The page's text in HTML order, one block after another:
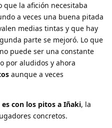
que la afición necesitaba
a veces una buena pitada
medias tintas y que hay
parte se mejoró. Lo que
puede ser una constante
por aludidos y ahora
aunque a veces
con los pitos a Iñaki, la
concretos.